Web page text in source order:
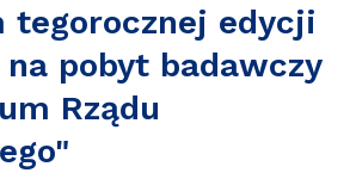
tegorocznej edycji
pobyt badawczy
Rządu